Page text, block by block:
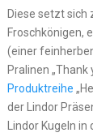
Diese setzt sich
Froschkönigen,
(einer
Pralinen „Thank
Produktreihe
der Lindor
Lindor Kugeln